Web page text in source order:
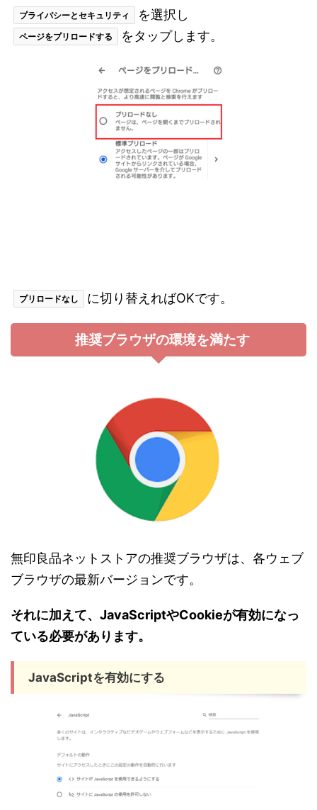
プライバシーとセキュリティ を選択し
ページをプリロードする をタップします。
プリロードなし に切り替えればOKです。
推奨ブラウザの環境を満たす
無印良品ネットストアの推奨ブラウザは、各ウェブ
ブラウザの最新バージョンです。
それに加えて、JavaScriptやCookieが有効になっ
ている必要があります。
JavaScriptを有効にする